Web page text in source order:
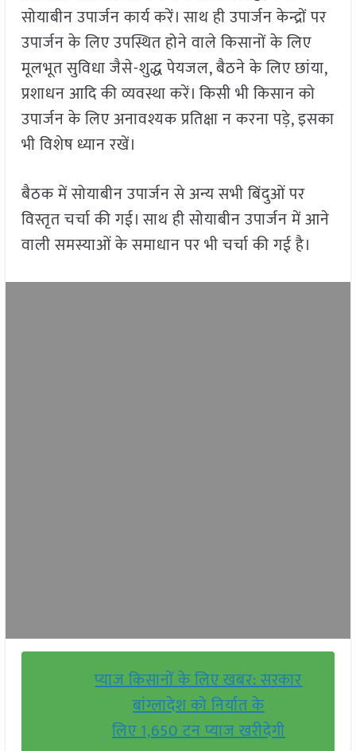
सोयाबीन उपार्जन कार्य करें। साथ ही उपार्जन केन्द्रों पर
उपार्जन के लिए उपस्थित होने वाले किसानों के लिए
मूलभूत सुविधा जैसे-शुद्ध पेयजल, बैठने के लिए छांया,
प्रशाधन आदि की व्यवस्था करें। किसी भी किसान को
उपार्जन के लिए अनावश्यक प्रतिक्षा न करना पड़े, इसका
भी विशेष ध्यान रखें।
बैठक में सोयाबीन उपार्जन से अन्य सभी बिंदुओं पर
विस्तृत चर्चा की गई। साथ ही सोयाबीन उपार्जन में आने
वाली समस्याओं के समाधान पर भी चर्चा की गई है।
प्याज किसानों के लिए खबर: सरकार
बांग्लादेश को निर्यात के
लिए 1,650 टन प्याज खरीदेगी